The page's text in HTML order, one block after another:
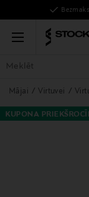
Menu
VISAS PRECES
Mājai Virtuvei
KUPONA